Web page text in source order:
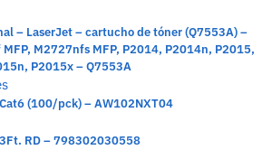
– LaserJet – cartucho de tóner (Q7553A) –
M2727nfs MFP, P2014, P2014n, P2015,
P2015x – Q7553A
(100/pck) – AW102NXT04
RD – 798302030558